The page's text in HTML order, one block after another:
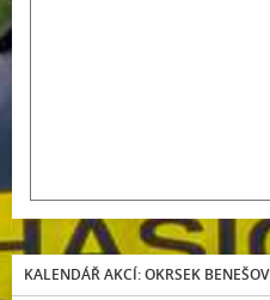
KALENDÁŘ AKCÍ: OKRSEK BENEŠOV